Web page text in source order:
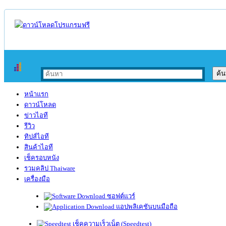
หน้าแรก
ดาวน์โหลด
ข่าวไอที
รีวิว
ทิปส์ไอที
สินค้าไอที
เช็ครอบหนัง
รวมคลิป Thaiware
เครื่องมือ
ซอฟต์แวร์
แอปพลิเคชันบนมือถือ
เช็คความเร็วเน็ต (Speedtest)